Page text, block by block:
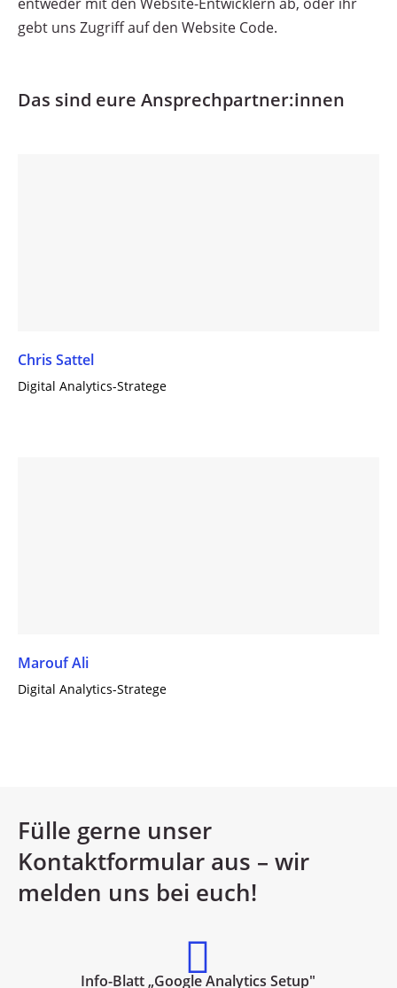
gebt uns Zugriff auf den Website Code.
Das sind eure Ansprechpartner:innen
Chris Sattel
Digital Analytics-Stratege
Marouf Ali
Digital Analytics-Stratege
Fülle gerne unser
Kontaktformular aus – wir
melden uns bei euch!
Info-Blatt „Google Analytics Setup"